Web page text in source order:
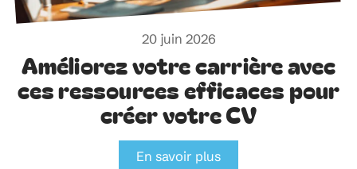
20 juin 2026
Améliorez votre carrière avec
ces ressources efficaces pour
créer votre CV
En savoir plus